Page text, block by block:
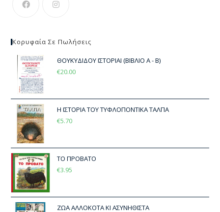
Κορυφαία Σε Πωλήσεις
ΘΟΥΚΥΔΙΔΟΥ ΙΣΤΟΡΙΑΙ (ΒΙΒΛΙΟ Α - Β)
€20.00
Η ΙΣΤΟΡΙΑ ΤΟΥ ΤΥΦΛΟΠΟΝΤΙΚΑ ΤΑΛΠΑ
€5.70
ΤΟ ΠΡΟΒΑΤΟ
€3.95
ΖΩΑ ΑΛΛΟΚΟΤΑ ΚΙ ΑΣΥΝΗΘΙΣΤΑ